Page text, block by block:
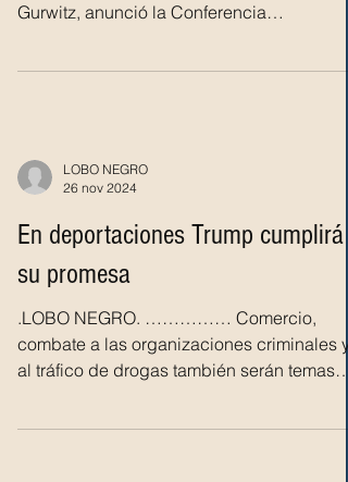
Gurwitz, anunció la Conferencia
LOBO NEGRO
26 nov 2024
En deportaciones Trump cumplirá
su promesa
.LOBO NEGRO. …………… Comercio,
combate a las organizaciones criminales y
al tráfico de drogas también serán temas